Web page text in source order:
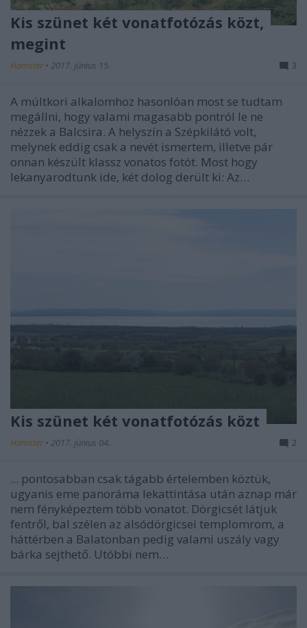
Kis szünet két vonatfotózás közt,
megint
Hamster • 2017. június 15. 3
A múltkori alkalomhoz hasonlóan most se tudtam
megállni, hogy valami magasabb pontról le ne
nézzek a Balcsira. A helyszín a Szépkilátó volt,
melynek eddig csak a nevét ismertem, illetve pár
onnan készült klassz vonatos fotót. Most hogy
lekanyarodtunk ide, két dolog derült ki: Az…
Kis szünet két vonatfotózás közt
Hamster • 2017. június 04. 2
... pontosabban csak tágabb értelemben köztük,
ugyanis eme panoráma lekattintása után aznap már
nem fényképeztem több vonatot. Dörgicsét látjuk
fentről, bal szélen az alsódörgicsei templomrom, a
háttérben a Balatonban pedig valami uszály vagy
bárka sejthető. Utóbbi nem…